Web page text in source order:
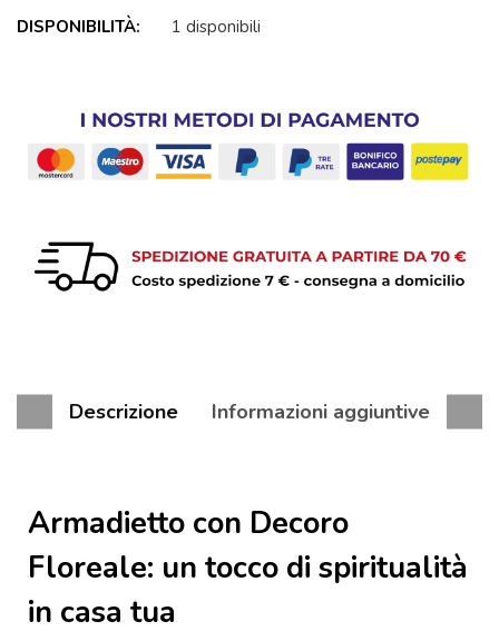
DISPONIBILITÀ: 1 disponibili
Descrizione Informazioni aggiuntive
Armadietto con Decoro
Floreale: un tocco di spiritualità
in casa tua